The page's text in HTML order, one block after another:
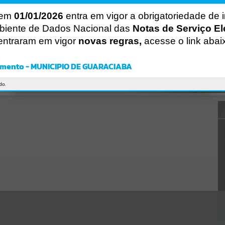
01/01/2026 entra em vigor a obrigatoriedade de
de Dados Nacional das Notas de Serviço
em vigor novas regras, acesse o link
- MUNICIPIO DE GUARACIABA
CÓDIGO DA MENSAGEM: EST-000040
Ocorreu um erro de script:
Uncaught SyntaxError: Unexpected token '('
https://guaraciaba.atende.net/cidadao/pagina/static/bundle/wpo_in
dex_2_base_l2_portal_editores_sync_d9fb77cfd5741fafc9972edc7a6
Verificar Mais Detalhes